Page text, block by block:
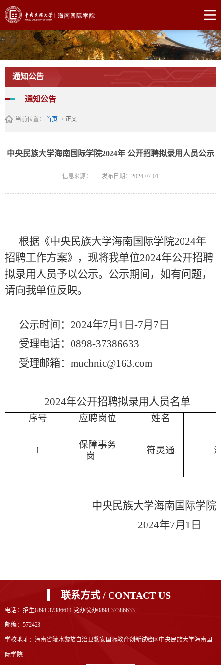
通知公告
通知公告
当前位置： 首页-> 正文
中央民族大学海南国际学院2024年 公开招聘拟录用人员公示
信息来源： 发布日期：2024-07-01
根据《中央民族大学海南国际学院2024年
招聘工作方案》，现将我单位2024年公开招聘
拟录用人员予以公示。公示期间，如有问题，
请向我单位反映。
公示时间： 2024年7月1日-7月7日
受理电话： 0898-37386633
受理邮箱： muchnic@163.com
2024年公开招聘拟录用人员名单
序号 应聘岗位 姓名
1
保障事务
岗
符灵通
中央民族大学海南国际学院
2024年7月 1 日
联系方式 / CONTACT US
电话：招生0898-37386611 党办院办0898-37386633
邮编：572423
学校地址：海南省陵水黎族自治县黎安国际教育创新试验区中央民族大学海南国
际学院